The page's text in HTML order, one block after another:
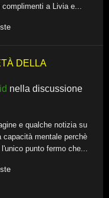
a Livia e...
DELLA
nella discussione
e qualche notizia su
mentale perchè
punto fermo che...